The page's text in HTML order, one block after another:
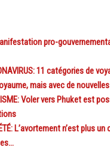
pro-
11 catégories de
mais avec de
Voler vers Phuket est
L’avortement n’est plus